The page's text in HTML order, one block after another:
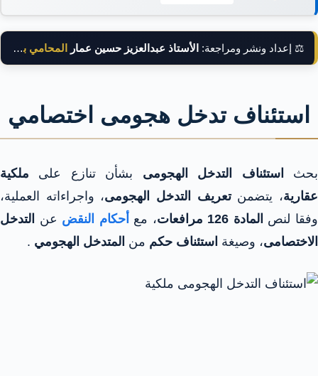
⚖️ إعداد ونشر ومراجعة: الأستاذ عبدالعزيز حسين عمار المحامي بالنقض
استئناف تدخل هجومى اختصامي
بحث استئناف التدخل الهجومى بشأن تنازع على ملكية
عقارية، يتضمنتعريف التدخل الهجومى، واجراءاته العملية،
وفقا لنص المادة 126 مرافعات ، مع أحكام النقض عن
التدخل
الاختصامى، وصيغة استئناف حكم من المتدخل الهجومي .